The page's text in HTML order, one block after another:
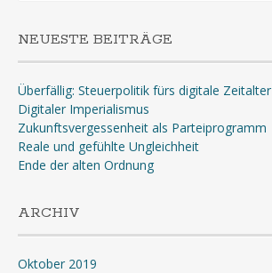
NEUESTE BEITRÄGE
Überfällig: Steuerpolitik fürs digitale Zeitalter
Digitaler Imperialismus
Zukunftsvergessenheit als Parteiprogramm
Reale und gefühlte Ungleichheit
Ende der alten Ordnung
ARCHIV
Oktober 2019